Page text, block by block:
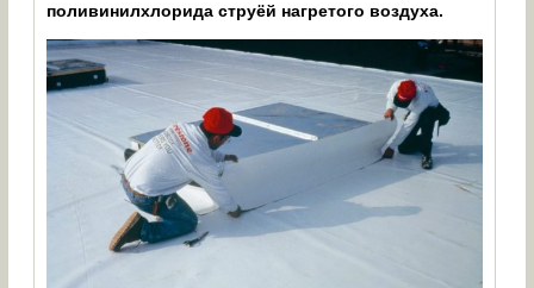
поливинилхлорида струёй нагретого воздуха.